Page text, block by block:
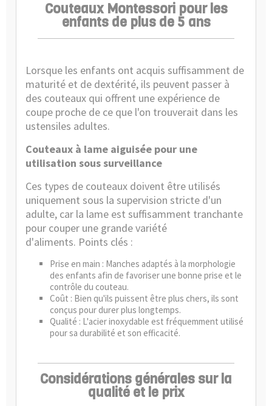
Couteaux Montessori pour les
enfants de plus de 5 ans
Lorsque les enfants ont acquis suffisamment de
maturité et de dextérité, ils peuvent passer à
des couteaux qui offrent une expérience de
coupe proche de ce que l'on trouverait dans les
ustensiles adultes.
Couteaux à lame aiguisée pour une
utilisation sous surveillance
Ces types de couteaux doivent être utilisés
uniquement sous la supervision stricte d'un
adulte, car la lame est suffisamment tranchante
pour couper une grande variété
d'aliments. Points clés :
Prise en main : Manches adaptés à la morphologie
des enfants afin de favoriser une bonne prise et le
contrôle du couteau.
Coût : Bien qu'ils puissent être plus chers, ils sont
conçus pour durer plus longtemps.
Qualité : L'acier inoxydable est fréquemment utilisé
pour sa durabilité et son efficacité.
Considérations générales sur la
qualité et le prix